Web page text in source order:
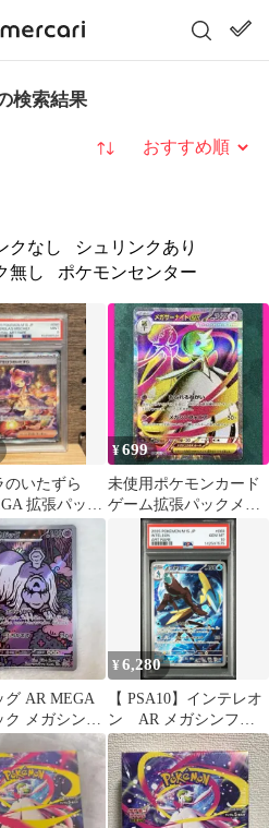
検索結果
並び替え
クなし
シュリンクあり
無し ポケモンセンター
のいたずら
拡張パック
ォニア psa9
¥699
未使用ポケモンカード
ゲーム拡張パックメガ
シンフォニアメガサー
ナイトexSR078
グ AR MEGA
ク メガシンフ
ラ 073/063
¥6,280
【 PSA10】インテレオ
ン AR メガシンフォ
ニア